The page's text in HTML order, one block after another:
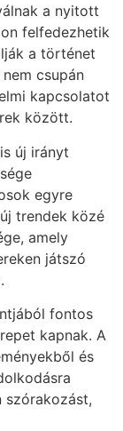
a nyitott
felfedezhetik
a történet
csupán
kapcsolatot
között.
új irányt
egyre
trendek közé
amely
játszó
fontos
kapnak. A
és
szórakozást,